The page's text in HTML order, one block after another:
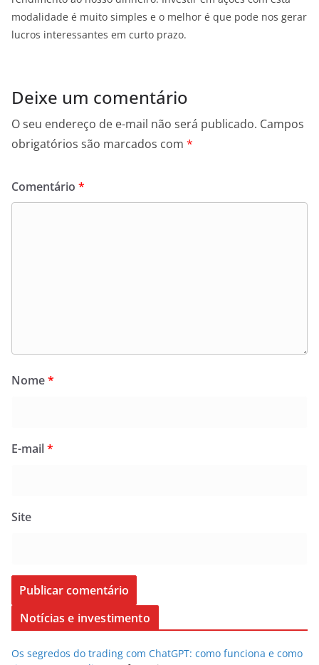
modalidade é muito simples e o melhor é que pode nos gerar
lucros interessantes em curto prazo.
Deixe um comentário
O seu endereço de e-mail não será publicado. Campos
obrigatórios são marcados com *
Comentário *
Nome*
E-mail*
Site
Notícias e investimento
Os segredos do trading com ChatGPT: como funciona e como